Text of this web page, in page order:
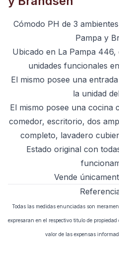
Cómodo PH de 3
Pampa y
Ubicado en La Pampa
unidades funcionales
El mismo posee una
la unidad
El mismo posee una cocina
comedor, escritorio, dos
completo, lavadero
Estado original con
Vende
Todas las medidas enunciadas son
expresaran en el respectivo titulo de
valor de las expensas